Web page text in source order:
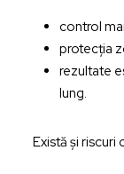
control
protecția
rezultate
lung.
Există și riscuri